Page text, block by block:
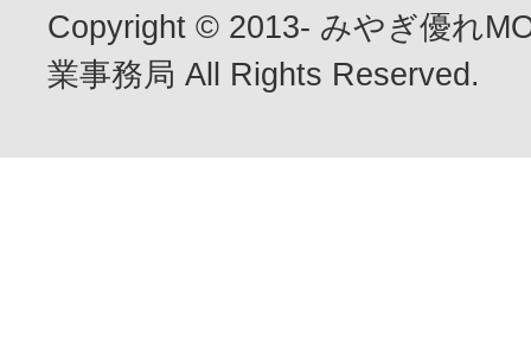
Copyright © 2013- みやぎ優れ
業事務局 All Rights Reserved.